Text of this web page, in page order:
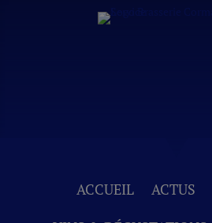
ACCUEIL ACTUS